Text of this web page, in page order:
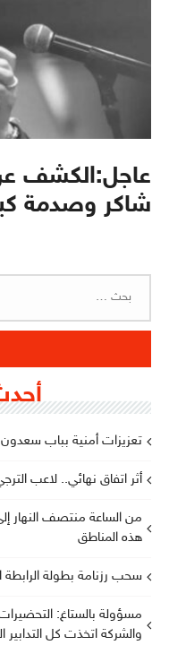
عاجل:الكشف
شاكر وصدمة
تعزيزات أمنية بباب
أثر اتفاق نهائي.. لاعب
من الساعة منتصف النهار
هذه المناطق
سحب رزنامة بطولة الرابطة
والشركة اتخذت كل التدابير